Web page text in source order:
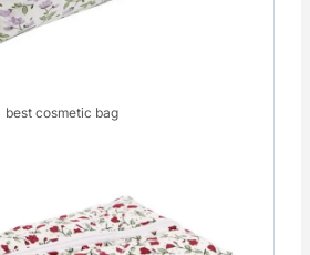
best cosmetic bag